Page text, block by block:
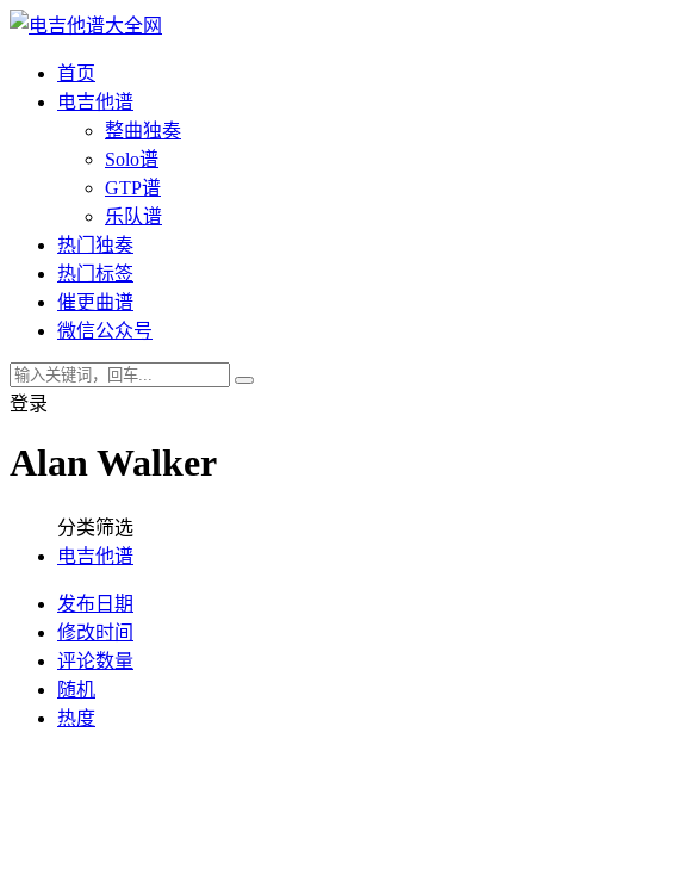
首页
电吉他谱
整曲独奏
Solo谱
GTP谱
乐队谱
热门独奏
热门标签
催更曲谱
微信公众号
登录
Alan Walker
分类筛选
电吉他谱
发布日期
修改时间
评论数量
随机
热度